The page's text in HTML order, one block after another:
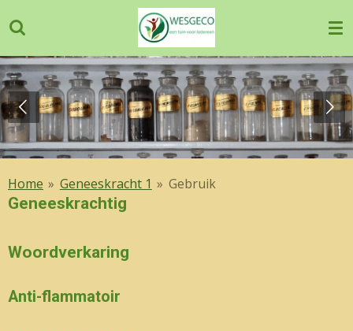
direct
naar
de
hoofdinhoud
Home » Geneeskracht 1 » Gebruik
Geneeskrachtig
Woordverkaring
Anti-flammatoir